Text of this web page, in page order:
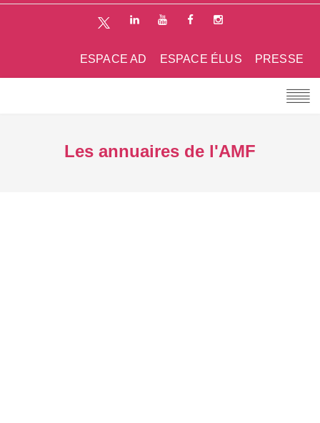
PRESSE
ESPACE ÉLUS
ESPACE AD
Les annuaires de l'AMF